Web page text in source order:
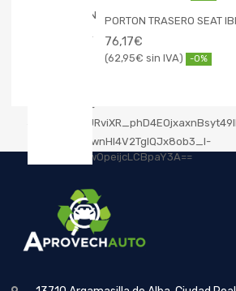
PORTON TRASERO SEAT
76,17€
62,95€ -0%